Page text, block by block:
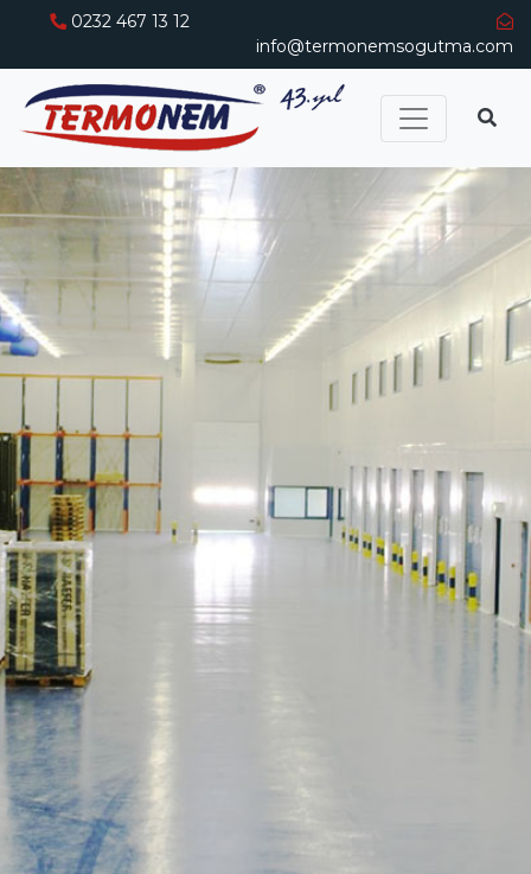
0232 467 13 12
info@termonemsogutma.com